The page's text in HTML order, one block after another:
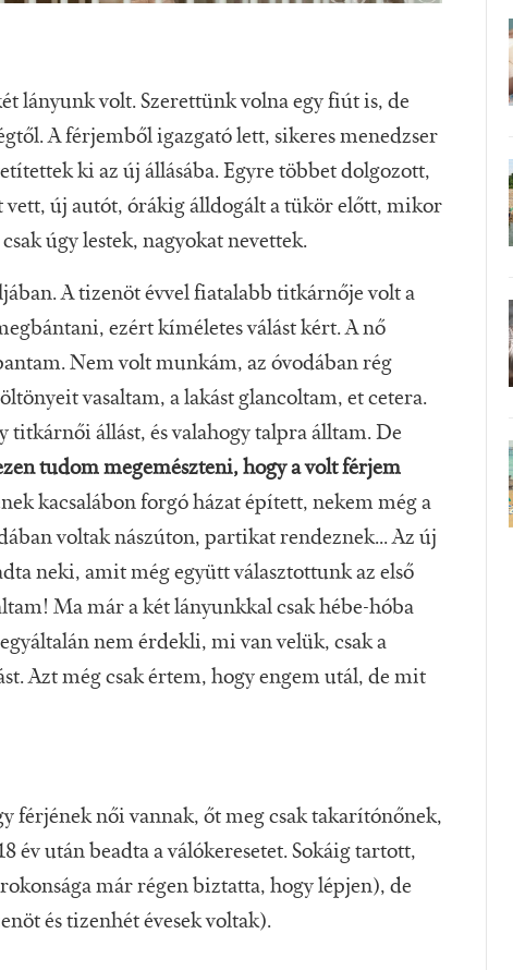
lányunk volt. Szerettünk volna egy fiút is, de
A férjemből igazgató lett, sikeres menedzser
ki az új állásába. Egyre többet dolgozott,
vett, új autót, órákig álldogált a tükör előtt, mikor
úgy lestek, nagyokat nevettek.
A tizenöt évvel fiatalabb titkárnője volt a
ezért kíméletes válást kért. A nő
Nem volt munkám, az óvodában rég
vasaltam, a lakást glancoltam, et cetera.
titkárnői állást, és valahogy talpra álltam. De
tudom megemészteni, hogy a volt férjem
kacsalábon forgó házat épített, nekem még a
voltak nászúton, partikat rendeznek... Az új
neki, amit még együtt választottunk az első
Ma már a két lányunkkal csak hébe-hóba
nem érdekli, mi van velük, csak a
Azt még csak értem, hogy engem utál, de mit
férjének női vannak, őt meg csak takarítónőnek,
év után beadta a válókeresetet. Sokáig tartott,
már régen biztatta, hogy lépjen), de
és tizenhét évesek voltak).